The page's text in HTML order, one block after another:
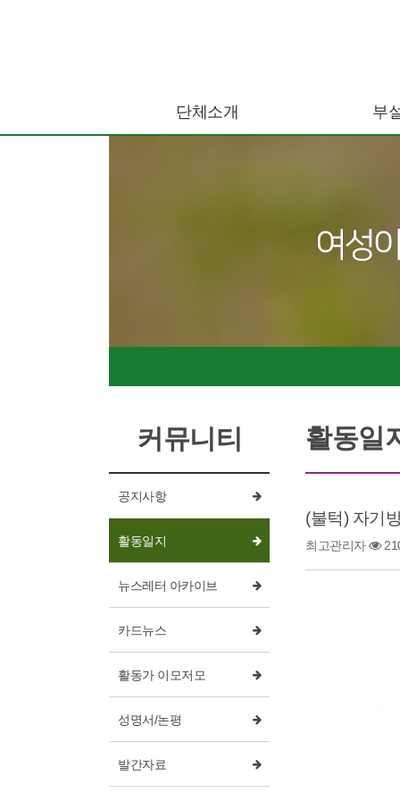
단체소개 부
커뮤니티
공지사항
활동일지
뉴스레터 아카이브
카드뉴스
활동가 이모저모
성명서/논평
발간자료
활동일
(불턱) 자기
최고관리자